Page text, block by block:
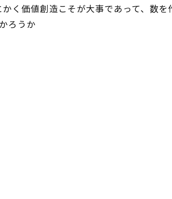
かく価値創造こそが大事であって、数を
ろうか